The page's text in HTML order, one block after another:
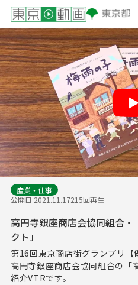
Play
産業・仕事
公開日 2021.11.17215回再生
高円寺銀座商店会協同組合
クト」
第16回東京商店街グランプリ【
高円寺銀座商店会協同組合の「
紹介VTRです。